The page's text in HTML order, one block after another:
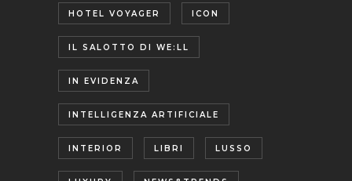
HOTEL VOYAGER ICON
IL SALOTTO DI WE:LL
IN EVIDENZA
INTELLIGENZA ARTIFICIALE
INTERIOR LIBRI LUSSO